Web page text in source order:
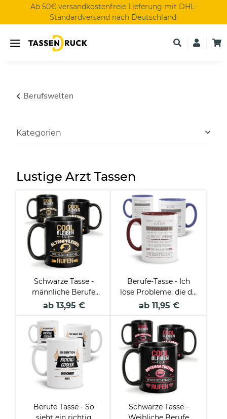
Ab 50€ versandkostenfreie Lieferung mit DHL-
Standardversand nach Deutschland.
Berufswelten
Lustige Arzt Tassen
Schwarze Tasse -
männliche Berufe
Tasse - mit Name
ab 13,95 €
Berufe-Tasse - Ich
löse Probleme, die du
nicht verstehst -
ab 11,95 €
Berufe Tasse - So
Schwarze Tasse -
Kategorien